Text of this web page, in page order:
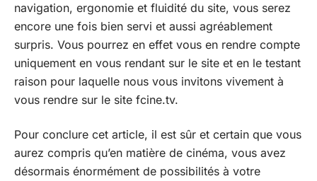
navigation, ergonomie et fluidité du site, vous serez
encore une fois bien servi et aussi agréablement
surpris. Vous pourrez en effet vous en rendre compte
uniquement en vous rendant sur le site et en le testant
raison pour laquelle nous vous invitons vivement à
vous rendre sur le site fcine.tv.
Pour conclure cet article, il est sûr et certain que vous
aurez compris qu’en matière de cinéma, vous avez
désormais énormément de possibilités à votre